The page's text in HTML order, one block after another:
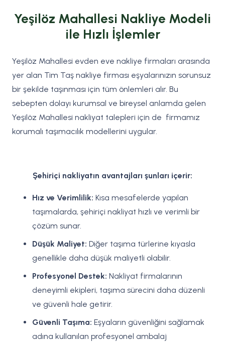
Yeşilöz Mahallesi Nakliye Modeli
ile Hızlı İşlemler
Yeşilöz Mahallesi evden eve nakliye firmaları arasında
yer alan Tim Taş nakliye firması eşyalarınızın sorunsuz
bir şekilde taşınması için tüm önlemleri alır. Bu
sebepten dolayı kurumsal ve bireysel anlamda gelen
Yeşilöz Mahallesi nakliyat talepleri için de firmamız
korumalı taşımacılık modellerini uygular.
Şehiriçi nakliyatın avantajları şunları içerir:
Hız ve Verimlilik: Kısa mesafelerde yapılan
taşımalarda, şehiriçi nakliyat hızlı ve verimli bir
çözüm sunar.
Düşük Maliyet: Diğer taşıma türlerine kıyasla
genellikle daha düşük maliyetli olabilir.
Profesyonel Destek: Nakliyat firmalarının
deneyimli ekipleri, taşıma sürecini daha düzenli
ve güvenli hale getirir.
Güvenli Taşıma: Eşyaların güvenliğini sağlamak
adına kullanılan profesyonel ambalaj